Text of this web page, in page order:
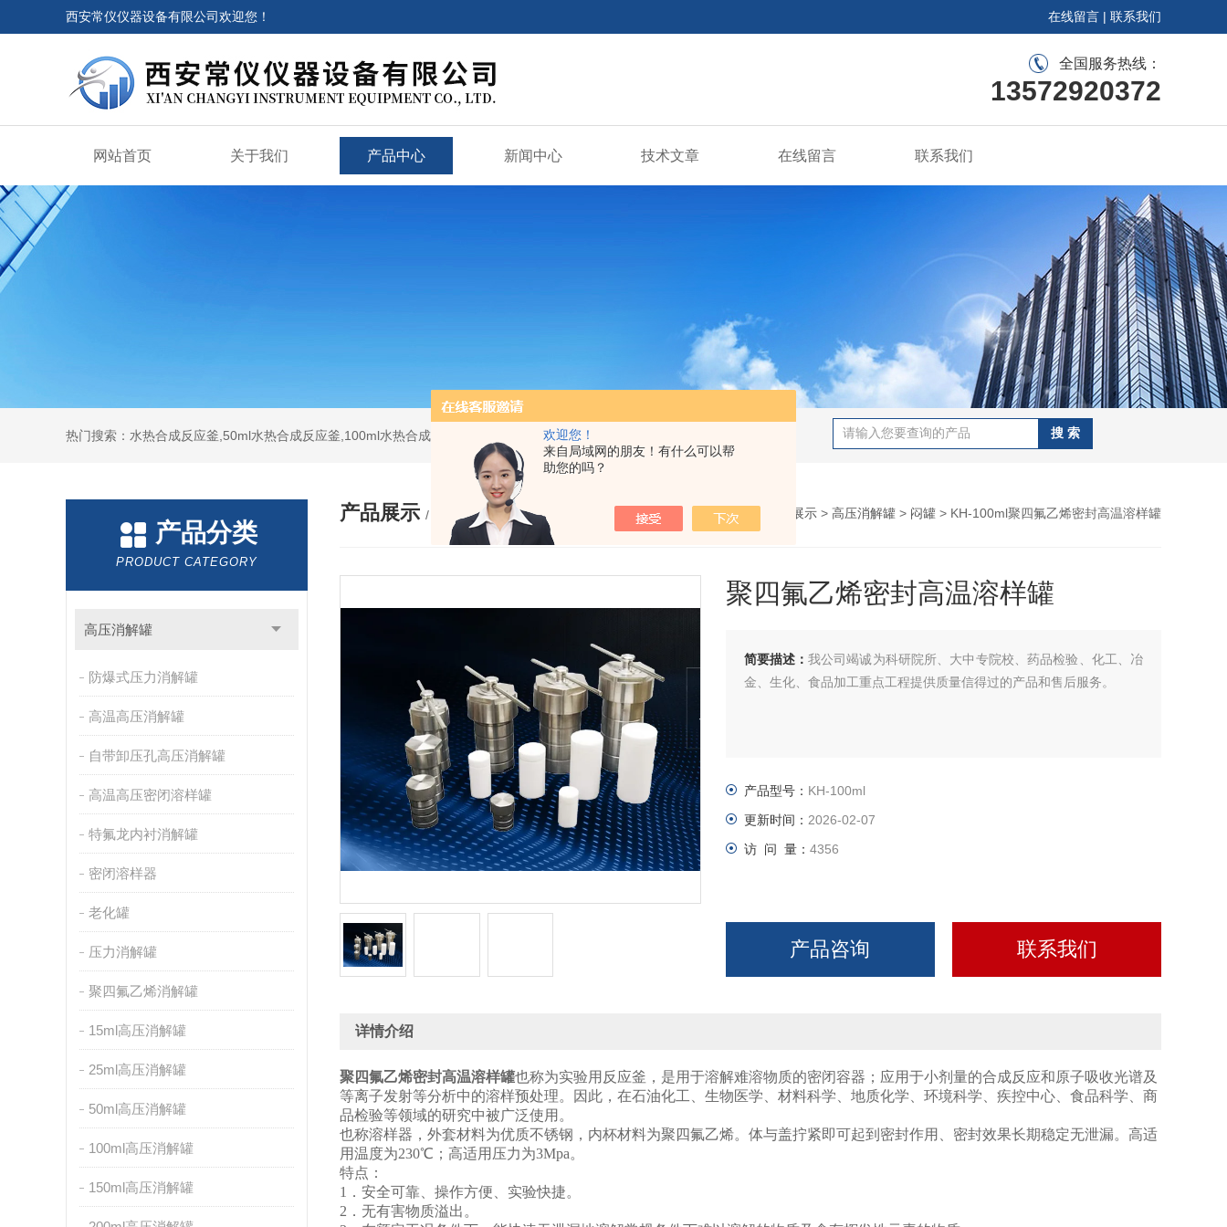
欢迎您！
来自局域网的朋友！有什么可以帮
助您的吗？
西安常仪仪器设备有限公司欢迎您！ 在线留言 | 联系我们
全国服务热线：
13572920372
网站首页 关于我们 产品中心 新闻中心 技术文章 在线留言 联系我们
热门搜索：水热合成反应釜,50ml水热合成反应釜,100ml水热合成反应釜,聚四氟乙烯水热合成反应釜,高压消解罐
产品分类
PRODUCT CATEGORY
高压消解罐
防爆式压力消解罐
高温高压消解罐
自带卸压孔高压消解罐
高温高压密闭溶样罐
特氟龙内衬消解罐
密闭溶样器
老化罐
压力消解罐
聚四氟乙烯消解罐
15ml高压消解罐
25ml高压消解罐
50ml高压消解罐
100ml高压消解罐
150ml高压消解罐
产品展示 / PRODUCTS 您的位置： 网站首页 产品展示 > 高压消解罐 > 闷罐 > KH-100ml聚四氟乙烯密封高温溶样罐
聚四氟乙烯密封高温溶样罐
简要描述： 我公司竭诚为科研院所、大中专院校、药品检验、化工、冶
金、生化、食品加工重点工程提供质量信得过的产品和售后服务。
产品型号： KH-100ml
更新时间： 2026-02-07
访 问 量： 4356
产品咨询 联系我们
详情介绍
聚四氟乙烯密封高温溶样罐也称为实验用反应釜，是用于溶解难溶物质的密闭容器；应用于小剂量的合成反应和原子吸收光谱及
等离子发射等分析中的溶样预处理。因此，在石油化工、生物医学、材料科学、地质化学、环境科学、疾控中心、食品科学、商
品检验等领域的研究中被广泛使用。
也称溶样器，外套材料为优质不锈钢，内杯材料为聚四氟乙烯。体与盖拧紧即可起到密封作用、密封效果长期稳定无泄漏。高适
用温度为230℃；高适用压力为3Mpa。
特点：
1．安全可靠、操作方便、实验快捷。
2．无有害物质溢出。